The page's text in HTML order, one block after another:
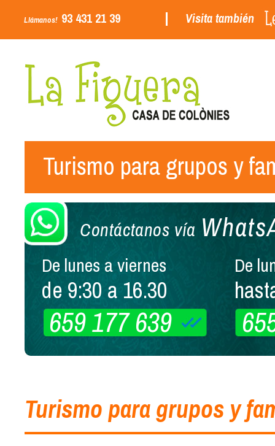
Llámanos! 93 431 21 39 Visita también
Turismo para grupos y
Contáctanos vía
De lunes a viernes
de 9:30 a 16.30
659 177 639
De
Turismo para grupos y